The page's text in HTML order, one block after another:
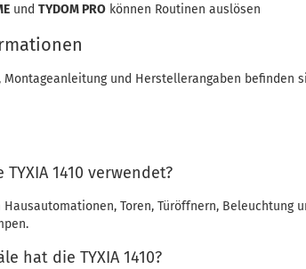
und TYDOM PRO können Routinen auslösen
Montageanleitung und Herstellerangaben befinden
1410 verwendet?
Hausautomationen, Toren, Türöffnern, Beleuchtung
hat die TYXIA 1410?